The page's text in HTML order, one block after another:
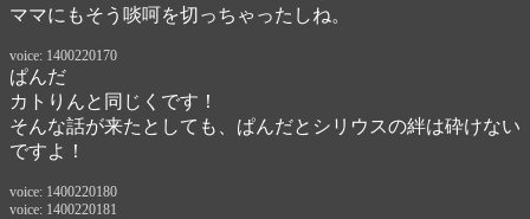
ママにもそう啖呵を切っちゃったしね。
voice: 1400220170
ぱんだ
カトりんと同じくです！
そんな話が来たとしても、ぱんだとシリウスの絆は砕けない
ですよ！
voice: 1400220180
voice: 1400220181